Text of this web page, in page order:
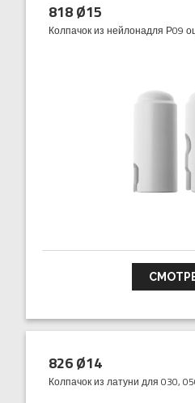
818 Ø15
Колпачок из нейлонадля Р09
826 Ø14
Колпачок из латуни для 030,